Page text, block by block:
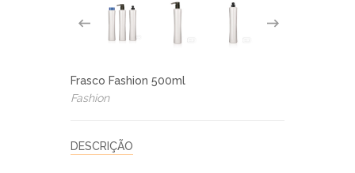
Frasco Fashion 500ml
Fashion
DESCRIÇÃO